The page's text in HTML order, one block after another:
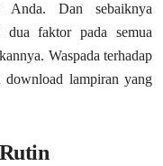
Anda. Dan sebaiknya
dua faktor pada semua
Waspada terhadap
download lampiran yang